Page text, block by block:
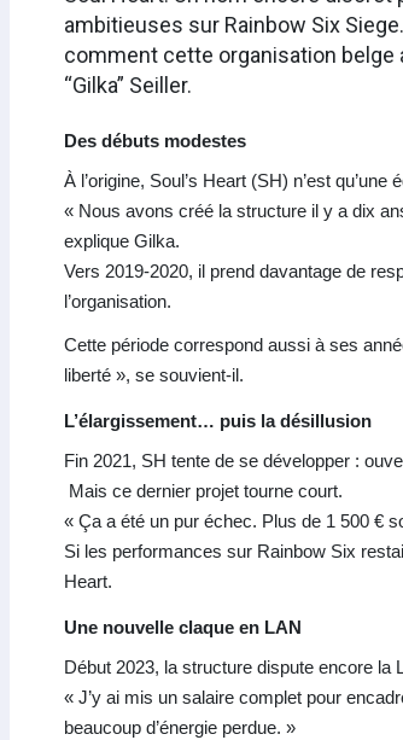
ambitieuses sur Rainbow Six
comment cette organisation belge
“Gilka” Seiller.
Des débuts modestes
À l’origine, Soul’s Heart (SH) n’est
« Nous avons créé la structure il y a dix
explique Gilka.
Vers 2019-2020, il prend davantage de
l’organisation.
Cette période correspond aussi à ses
liberté », se souvient-il.
L’élargissement… puis la désillusion
Fin 2021, SH tente de se développer :
Mais ce dernier projet tourne court.
« Ça a été un pur échec. Plus de 1 500 €
Si les performances sur Rainbow Six
Heart.
Une nouvelle claque en LAN
Début 2023, la structure dispute encore la
« J’y ai mis un salaire complet pour
beaucoup d’énergie perdue. »